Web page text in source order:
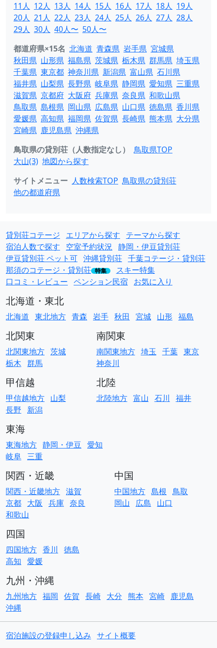
11人 12人 13人 14人 15人 16人 17人 18人 19人
20人 21人 22人 23人 24人 25人 26人 27人 28人
29人 30人 40人〜 50人〜
都道府県×15名 北海道 青森県 岩手県 宮城県
秋田県 山形県 福島県 茨城県 栃木県 群馬県 埼玉県
千葉県 東京都 神奈川県 新潟県 富山県 石川県
福井県 山梨県 長野県 岐阜県 静岡県 愛知県 三重県
滋賀県 京都府 大阪府 兵庫県 奈良県 和歌山県
鳥取県 島根県 岡山県 広島県 山口県 徳島県 香川県
愛媛県 高知県 福岡県 佐賀県 長崎県 熊本県 大分県
宮崎県 鹿児島県 沖縄県
鳥取県の貸別荘（人数指定なし）
鳥取県TOP
大山(3) 地図から探す
サイトメニュー 人数検索TOP 鳥取県の貸別荘
他の都道府県
貸別荘コテージ エリアから探す
テーマから探す
宿泊人数で探す
空室予約状況 静岡・伊豆貸別荘
伊豆貸別荘 ペット可 沖縄貸別荘 千葉コテージ・貸別荘
那須のコテージ・貸別荘 特集
スキー特集
口コミ・レビュー ペンション民宿 お気に入り
北海道・東北
北海道 東北地方 青森 岩手 秋田 宮城 山形 福島
北関東
北関東地方 茨城
栃木 群馬
南関東
南関東地方 埼玉 千葉 東京
神奈川
甲信越
甲信越地方 山梨
長野
新潟
北陸
北陸地方 富山 石川 福井
東海
東海地方 静岡・伊豆 愛知
岐阜 三重
関西・近畿
関西・近畿地方 滋賀
京都 大阪 兵庫 奈良
和歌山
中国
中国地方 島根 鳥取
岡山
広島 山口
四国
四国地方 香川
徳島
高知 愛媛
九州・沖縄
九州地方 福岡 佐賀 長崎 大分 熊本 宮崎
鹿児島
沖縄
宿泊施設の登録申し込み サイト概要